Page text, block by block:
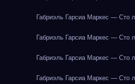
Габриэль Гарсиа Маркес — Сто
Габриэль Гарсиа Маркес — Сто
Габриэль Гарсиа Маркес — Сто
Габриэль Гарсиа Маркес — Сто